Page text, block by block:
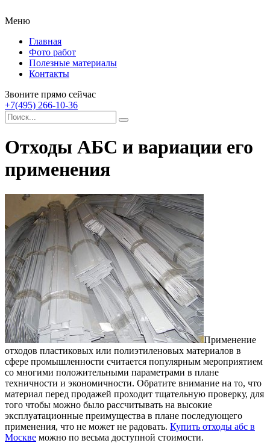
Меню
Главная
Фото работ
Полезные материалы
Контакты
Звоните прямо сейчас
+7(495) 266-10-36
Отходы АБС и вариации его
применения
Применение
отходов пластиковых или полиэтиленовых материалов в
сфере промышленности считается популярным мероприятием
со многими положительными параметрами в плане
техничности и экономичности. Обратите внимание на то, что
материал перед продажей проходит тщательную проверку, для
того чтобы можно было рассчитывать на высокие
эксплуатационные преимущества в плане последующего
применения, что не может не радовать. Купить отходы абс в
Москве можно по весьма доступной стоимости.